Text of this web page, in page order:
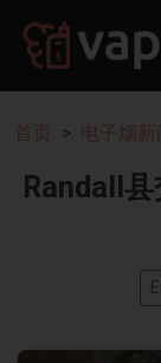
首页 电子烟新
Randall